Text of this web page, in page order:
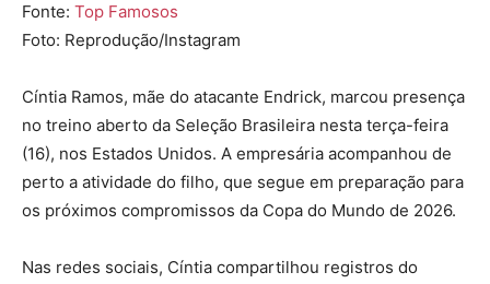
Fonte: Top Famosos
Foto: Reprodução/Instagram
Cíntia Ramos, mãe do atacante Endrick, marcou presença
no treino aberto da Seleção Brasileira nesta terça-feira
(16), nos Estados Unidos. A empresária acompanhou de
perto a atividade do filho, que segue em preparação para
os próximos compromissos da Copa do Mundo de 2026.
Nas redes sociais, Cíntia compartilhou registros do